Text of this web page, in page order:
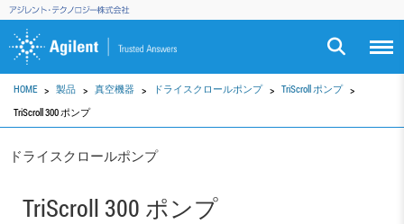
HOME 製品 真空機器 ドライスクロールポンプ
TriScroll ポンプ
TriScroll 300 ポンプ
ドライスクロールポンプ
TriScroll 300 ポンプ